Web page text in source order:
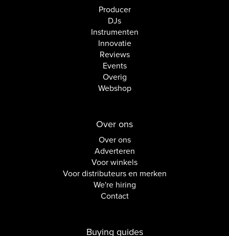
Producer
DJs
Instrumenten
Innovatie
Reviews
Events
Overig
Webshop
Over ons
Over ons
Adverteren
Voor winkels
Voor distributeurs en merken
We're hiring
Contact
Buying guides